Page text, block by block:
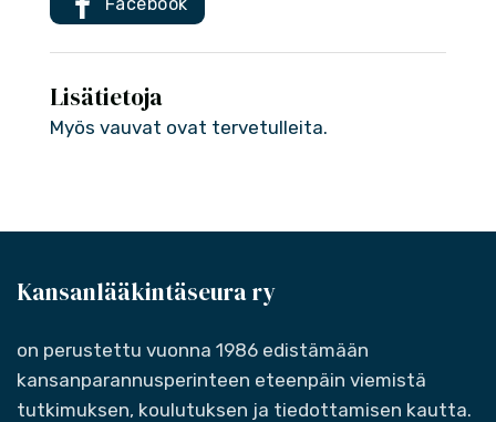
Lisätietoja
Myös vauvat ovat tervetulleita.
Kansanlääkintäseura ry
on perustettu vuonna 1986 edistämään
kansanparannusperinteen eteenpäin viemistä
tutkimuksen, koulutuksen ja tiedottamisen kautta.